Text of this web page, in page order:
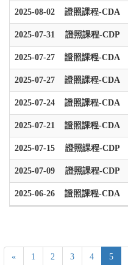
2025-08-02 證照課程-CDA
2025-07-31 證照課程-CDP
2025-07-27 證照課程-CDA
2025-07-27 證照課程-CDA
2025-07-24 證照課程-CDA
2025-07-21 證照課程-CDA
2025-07-15 證照課程-CDP
2025-07-09 證照課程-CDP
2025-06-26 證照課程-CDA
« 1 2 3 4 5